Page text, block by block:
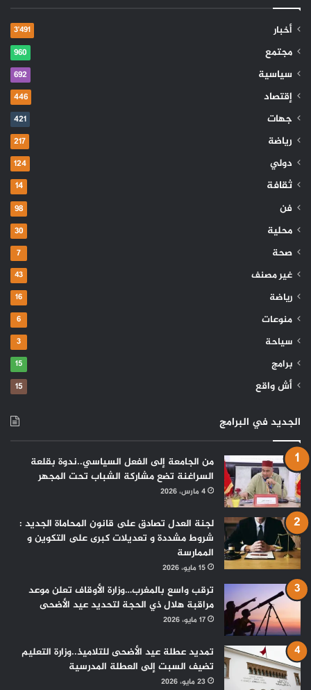
أخبار 3٬491
مجتمع 960
سياسية 692
إقتصاد 446
جهات 421
رياضة 217
دولي 124
ثقافة 14
فن 98
محلية 30
صحة 7
غير مصنف 43
رياضة 16
منوعات 6
سياحة 3
برامج 15
أش واقع 15
الجديد في البرامج
من الجامعة إلى الفعل السياسي..ندوة بقلعة
السراغنة تضع مشاركة الشباب تحت المجهر
4 مارس، 2026
لجنة العدل تصادق على قانون المحاماة الجديد :
شروط مشددة و تعديلات كبرى على التكوين و
الممارسة
15 مايو، 2026
ترقب واسع بالمغرب…وزارة الأوقاف تعلن موعد
مراقبة هلال ذي الحجة لتحديد عيد الأضحى
17 مايو، 2026
تمديد عطلة عيد الأضحى للتلاميذ..وزارة التعليم
تضيف السبت إلى العطلة المدرسية
23 مايو، 2026